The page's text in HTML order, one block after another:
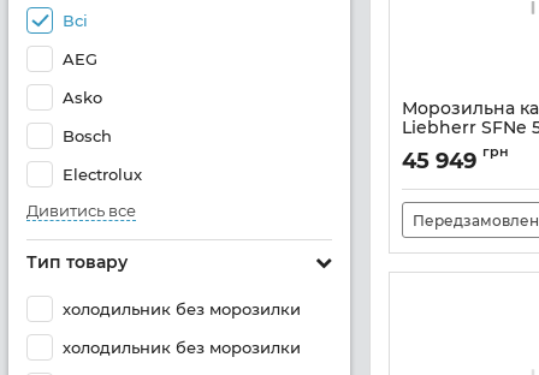
Всі
AEG
Asko
Bosch
Electrolux
Дивитись все
Тип товару
холодильник без морозилки
холодильник без морозилки
Морозильна
Liebherr SFNe
Артикул:SFNE5227
45 949 грн